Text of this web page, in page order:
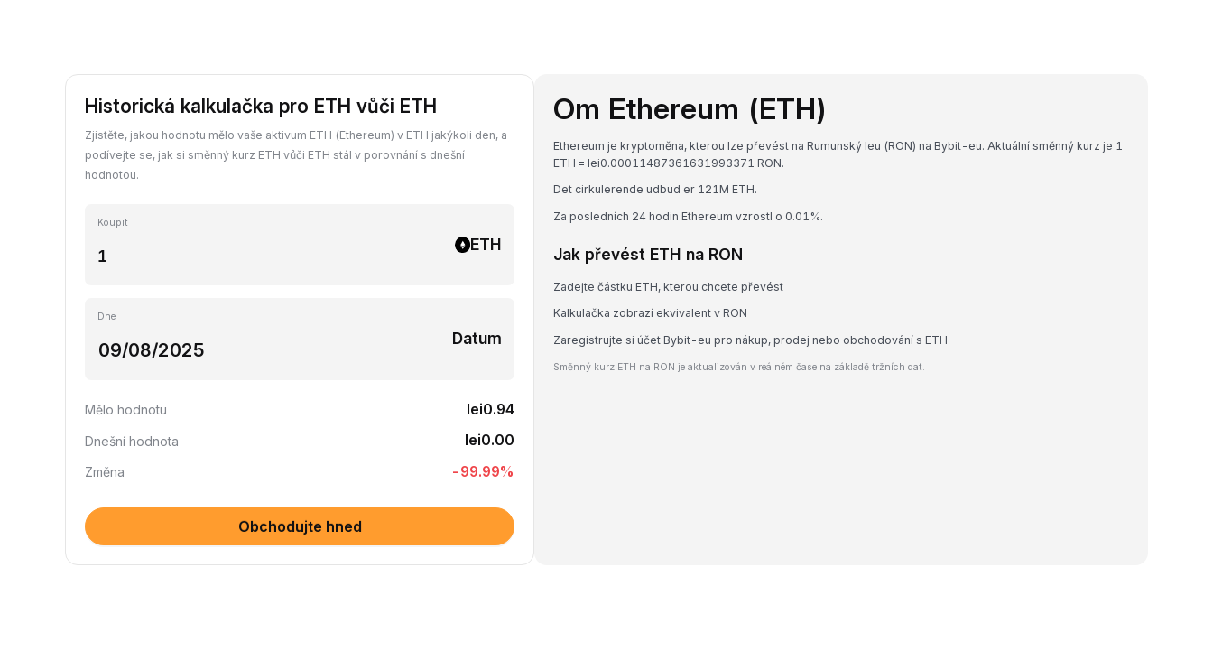
Historická kalkulačka pro ETH vůči ETH
Zjistěte, jakou hodnotu mělo vaše aktivum ETH (Ethereum) v ETH jakýkoli den, a
podívejte se, jak si směnný kurz ETH vůči ETH stál v porovnání s dnešní
hodnotou.
Koupit
ETH
Dne
Datum
Mělo hodnotu lei0.94
Dnešní hodnota lei0.00
Změna -99.99%
Obchodujte hned
Om Ethereum (ETH)
Ethereum je kryptoměna, kterou lze převést na Rumunský leu (RON) na Bybit-eu. Aktuální směnný kurz je 1
ETH = lei0.00011487361631993371 RON.
Det cirkulerende udbud er 121M ETH.
Za posledních 24 hodin Ethereum vzrostl o 0.01%.
Jak převést ETH na RON
Zadejte částku ETH, kterou chcete převést
Kalkulačka zobrazí ekvivalent v RON
Zaregistrujte si účet Bybit-eu pro nákup, prodej nebo obchodování s ETH
Směnný kurz ETH na RON je aktualizován v reálném čase na základě tržních dat.